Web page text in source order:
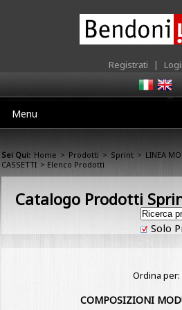
Registrati |
Menu
Sei Qui: Home > Prodotti > Sprint > LINEA
CASSETTI > Elenco Prodotti
Catalogo Prodotti
Solo
Ordina per:
COMPOSIZIONI